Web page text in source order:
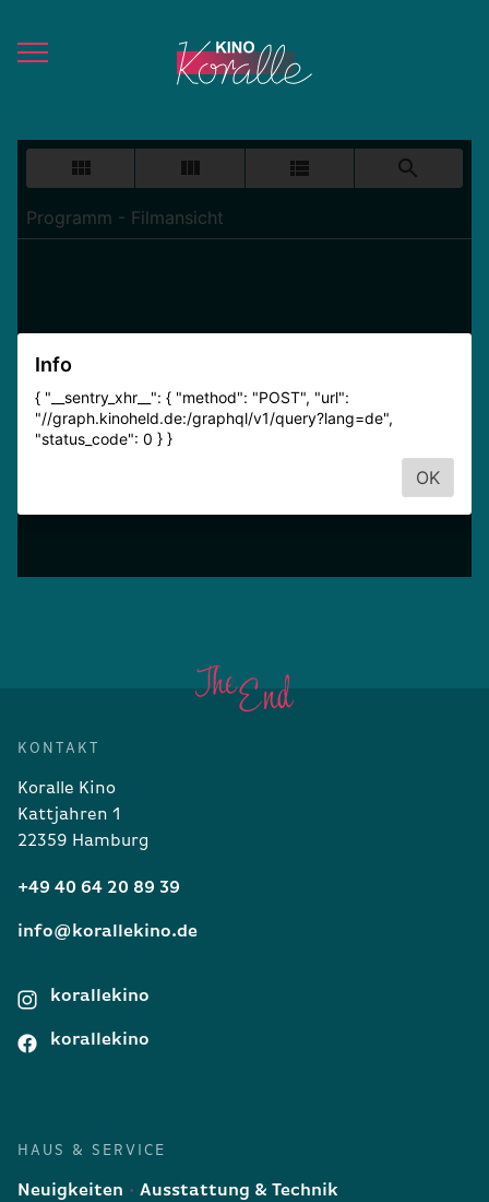
KONTAKT
Koralle Kino
Kattjahren 1
22359 Hamburg
+49 40 64 20 89 39
info@korallekino.de
korallekino
korallekino
HAUS & SERVICE
Neuigkeiten Ausstattung & Technik